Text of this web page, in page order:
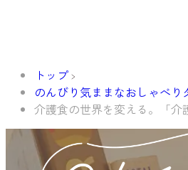
トップ
のんびり気ままなおしゃべり
介護食の世界を変える。「介